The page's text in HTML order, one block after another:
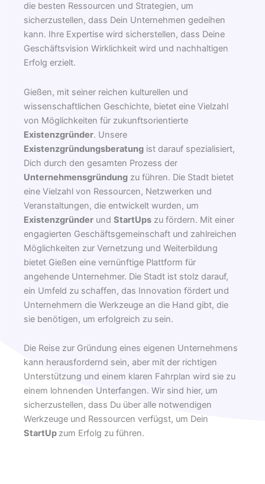
die besten Ressourcen und Strategien, um
sicherzustellen, dass Dein Unternehmen gedeihen
kann. Ihre Expertise wird sicherstellen, dass Deine
Geschäftsvision Wirklichkeit wird und nachhaltigen
Erfolg erzielt.
Gießen, mit seiner reichen kulturellen und
wissenschaftlichen Geschichte, bietet eine Vielzahl
von Möglichkeiten für zukunftsorientierte
Existenzgründer. Unsere
Existenzgründungsberatung ist darauf spezialisiert,
Dich durch den gesamten Prozess der
Unternehmensgründung zu führen. Die Stadt bietet
eine Vielzahl von Ressourcen, Netzwerken und
Veranstaltungen, die entwickelt wurden, um
Existenzgründer und StartUps zu fördern. Mit einer
engagierten Geschäftsgemeinschaft und zahlreichen
Möglichkeiten zur Vernetzung und Weiterbildung
bietet Gießen eine vernünftige Plattform für
angehende Unternehmer. Die Stadt ist stolz darauf,
ein Umfeld zu schaffen, das Innovation fördert und
Unternehmern die Werkzeuge an die Hand gibt, die
sie benötigen, um erfolgreich zu sein.
Die Reise zur Gründung eines eigenen Unternehmens
kann herausfordernd sein, aber mit der richtigen
Unterstützung und einem klaren Fahrplan wird sie zu
einem lohnenden Unterfangen. Wir sind hier, um
sicherzustellen, dass Du über alle notwendigen
Werkzeuge und Ressourcen verfügst, um Dein
StartUp zum Erfolg zu führen.